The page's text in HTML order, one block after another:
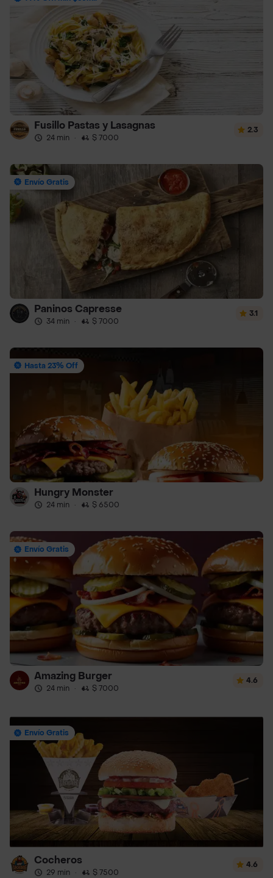
Fusillo Pastas y Lasagnas
24 min · $ 7000
2.3
Envío Gratis
Paninos Capresse
34 min · $ 7000
3.1
Hasta 23% Off
Hungry Monster
24 min · $ 6500
Envío Gratis
Amazing Burger
24 min · $ 7000
4.6
Envío Gratis
Cocheros
29 min · $ 7500
4.6